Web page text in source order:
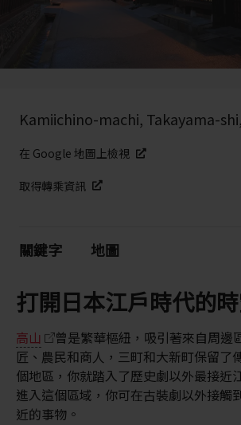
Kamiichino-machi, Takayama-
在 Google 地圖上檢視
取得轉乘資訊
關鍵字 地圖
打開日本江戶時代的
高山
曾是繁華樞紐，吸引著來自周邊
匠、農民和商人，三町和大新町保留了
個地區，你就踏入了歷史劇以外最接近
進入這個區域，你可在古裝劇以外接觸
近的事物。